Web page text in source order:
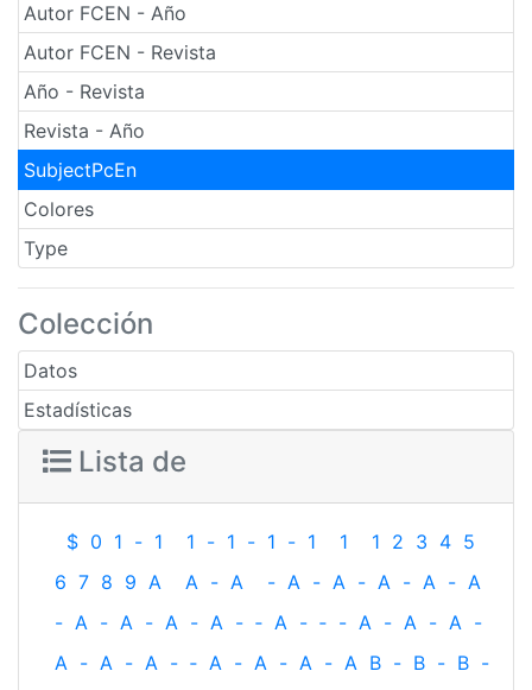
Autor FCEN - Año
Autor FCEN - Revista
Año - Revista
Revista - Año
SubjectPcEn
Colores
Type
Colección
Datos
Estadísticas
Lista de
$ 0 1 - 1 1 - 1 - 1 - 1 1 1 2 3 4 5
6 7 8 9 A A - A - A - A - A - A - A
- A - A - A - A - ‐ A - ‐ - A - A - A -
A - A - A - ‐ A - A - A - A B - B - B -